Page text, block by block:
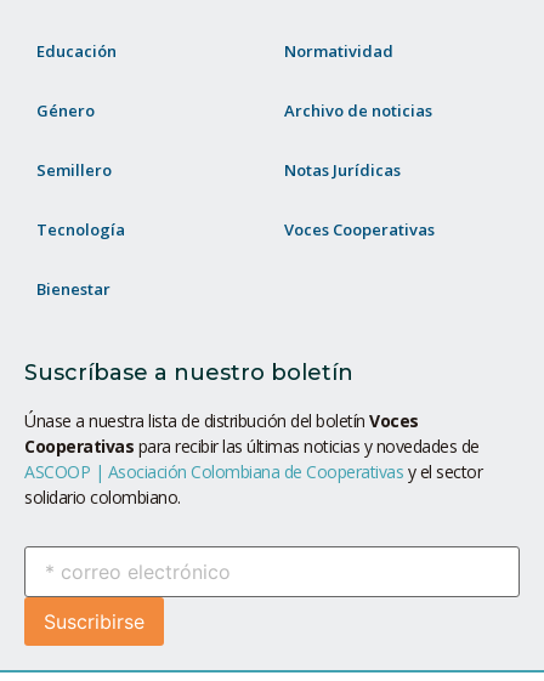
Educación
Género
Semillero
Tecnología
Bienestar
Normatividad
Archivo de noticias
Notas Jurídicas
Voces Cooperativas
Suscríbase a nuestro boletín
Únase a nuestra lista de distribución del boletín Voces
Cooperativas para recibir las últimas noticias y novedades de
ASCOOP | Asociación Colombiana de Cooperativas y el sector
solidario colombiano.